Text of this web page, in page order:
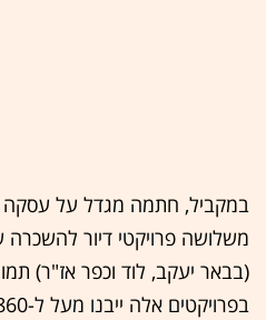
במקביל, חתמה מגדל על
משלושה פרויקטי דיור